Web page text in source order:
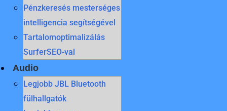
Pénzkeresés mesterséges
intelligencia segítségével
Tartalomoptimalizálás
SurferSEO-val
Audio
Legjobb JBL Bluetooth
fülhallgatók